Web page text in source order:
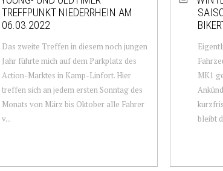
TREFFPUNKT NIEDERRHEIN AM
06.03.2022
Das zweite Treffen in diesem noch jungen
Jahr führte mich auf dem Parkplatz des
Action-Marktes in Kamp-Linfort. Hier
treffen sich an jedem ersten Sonntag des
Monats von März bis Oktober alle Fahrer
v...
MK1
bleibt